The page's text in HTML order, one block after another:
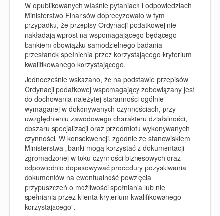
W opublikowanych właśnie pytaniach i odpowiedziach
Ministerstwo Finansów doprecyzowało w tym
przypadku, że przepisy Ordynacji podatkowej nie
nakładają wprost na wspomagającego będącego
bankiem obowiązku samodzielnego badania
przesłanek spełnienia przez korzystającego kryterium
kwalifikowanego korzystającego.
Jednocześnie wskazano, że na podstawie przepisów
Ordynacji podatkowej wspomagający zobowiązany jest
do dochowania należytej staranności ogólnie
wymaganej w dokonywanych czynnościach, przy
uwzględnieniu zawodowego charakteru działalności,
obszaru specjalizacji oraz przedmiotu wykonywanych
czynności. W konsekwencji, zgodnie ze stanowiskiem
Ministerstwa „banki mogą korzystać z dokumentacji
zgromadzonej w toku czynności biznesowych oraz
odpowiednio dopasowywać procedury pozyskiwania
dokumentów na ewentualność powzięcia
przypuszczeń o możliwości spełniania lub nie
spełniania przez klienta kryterium kwalifikowanego
korzystającego”.